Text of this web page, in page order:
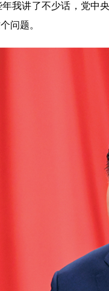
讲了不少话，党中央
问题。